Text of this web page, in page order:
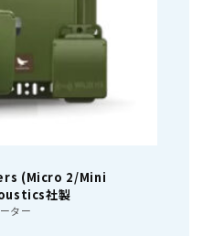
(Micro 2/Mini
社製
ター